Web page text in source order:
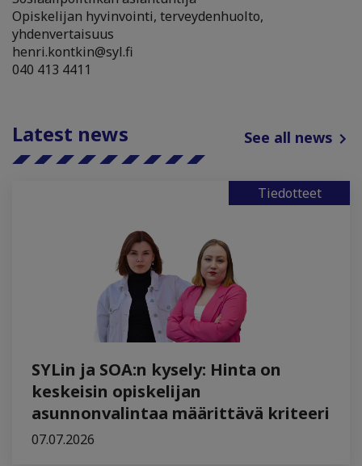
Opiskelijan hyvinvointi, terveydenhuolto,
yhdenvertaisuus
henri.kontkin@syl.fi
040 413 4411
Latest news See all news
Tiedotteet
SYLin ja SOA:n kysely: Hinta on
keskeisin opiskelijan
asunnonvalintaa määrittävä kriteeri
07.07.2026